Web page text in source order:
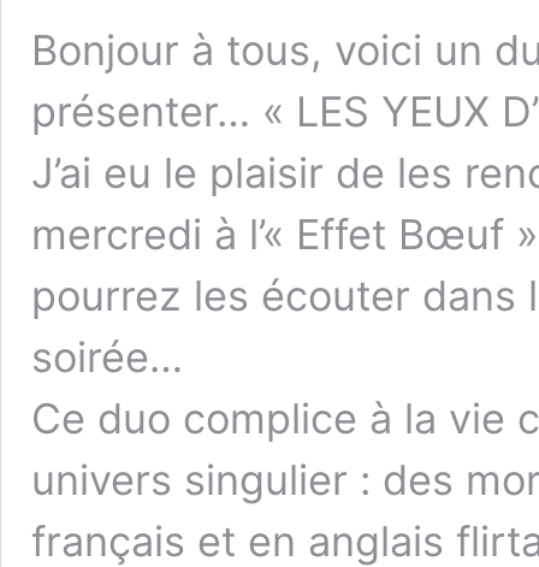
Bonjour à tous, voici un
présenter… « LES YEUX
J’ai eu le plaisir de les
mercredi à l’« Effet Bœuf
pourrez les écouter
soirée…
Ce duo complice à la vie
univers singulier : des
français et en anglais